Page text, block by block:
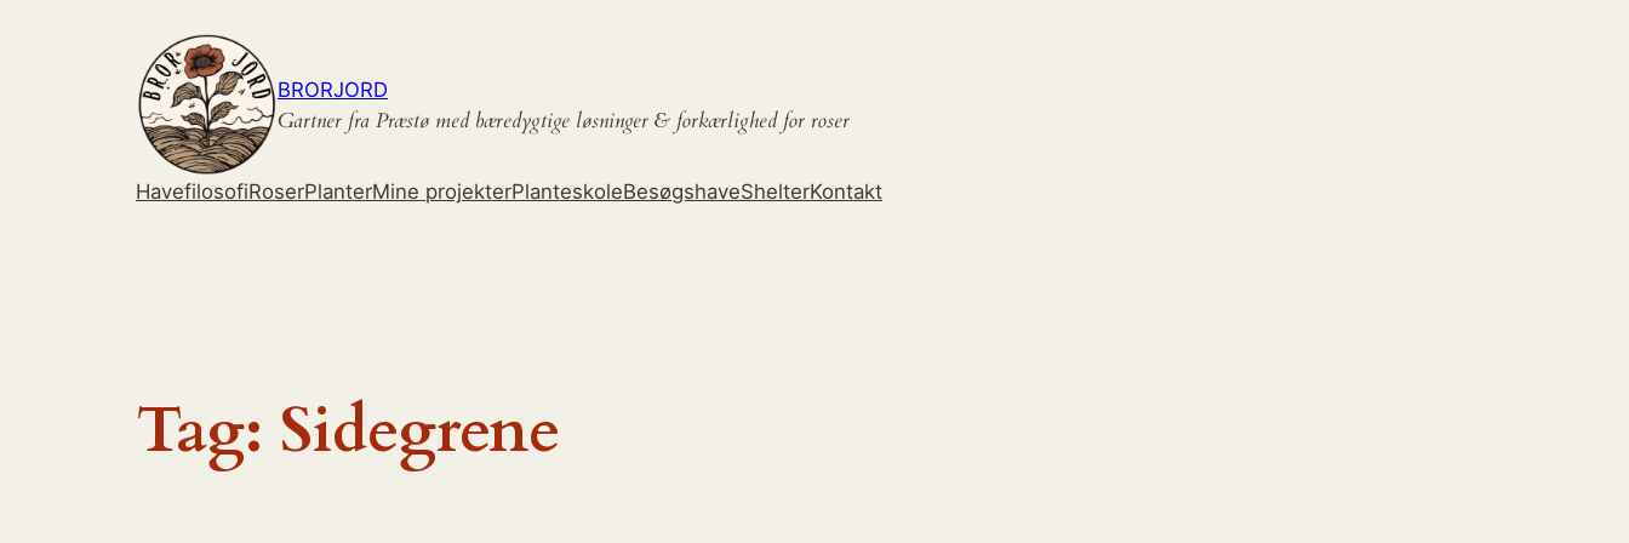
BRORJORD
Gartner fra Præstø med bæredygtige løsninger & forkærlighed for roser
HavefilosofiRoserPlanterMine projekterPlanteskoleBesøgshaveShelterKontakt
Tag: Sidegrene